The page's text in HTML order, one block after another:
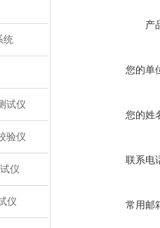
统
试仪
验仪
仪
仪
产
您的单
您的姓
联系电
常用邮